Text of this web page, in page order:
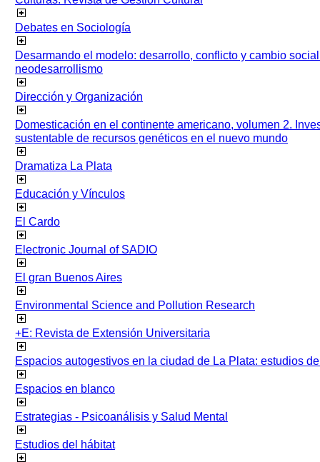
Debates en Sociología
Desarmando el modelo: desarrollo, conflicto y cambio
neodesarrollismo
Dirección y Organización
Domesticación en el continente americano, volumen 2.
sustentable de recursos genéticos en el nuevo mundo
Dramatiza La Plata
Educación y Vínculos
El Cardo
Electronic Journal of SADIO
El gran Buenos Aires
Environmental Science and Pollution Research
+E: Revista de Extensión Universitaria
Espacios autogestivos en la ciudad de La Plata: estudios
Espacios en blanco
Estrategias - Psicoanálisis y Salud Mental
Estudios del hábitat